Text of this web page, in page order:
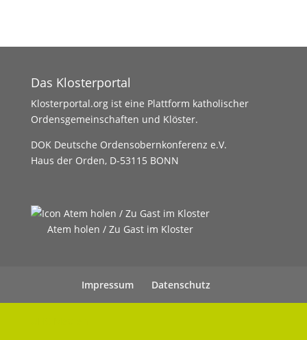
Das Klosterportal
Klosterportal.org ist eine Plattform katholischer
Ordensgemeinschaften und Klöster.
DOK Deutsche Ordensobernkonferenz e.V.
Haus der Orden, D-53115 BONN
Atem holen / Zu Gast im Kloster
Impressum Datenschutz